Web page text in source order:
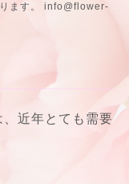
ます。 info@flower-
近年とても需要